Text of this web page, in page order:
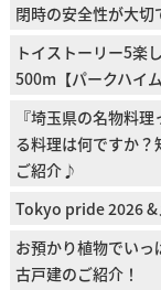
閉時の安全性が大切
トイストーリー5楽
500m【パークハイ
『埼玉県の名物料
る料理は何ですか
ご紹介♪
Tokyo pride 2026
お預かり植物でい
古戸建のご紹介！